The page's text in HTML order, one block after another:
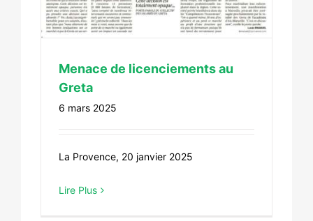
Menace de licenciements au
Greta
6 mars 2025
La Provence, 20 janvier 2025
Lire Plus